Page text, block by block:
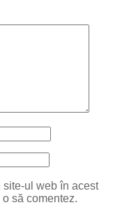
ul web în acest
să comentez.